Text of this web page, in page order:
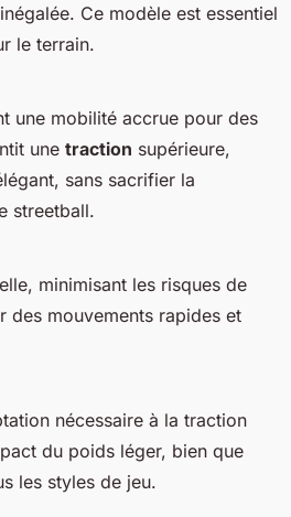
inégalée. Ce modèle est essentiel
le terrain.
une mobilité accrue pour des
une traction supérieure,
sans sacrifier la
streetball.
minimisant les risques de
des mouvements rapides et
nécessaire à la traction
du poids léger, bien que
les styles de jeu.